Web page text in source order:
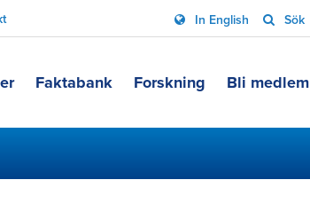
In English Sök
Faktabank Forskning Bli medlem